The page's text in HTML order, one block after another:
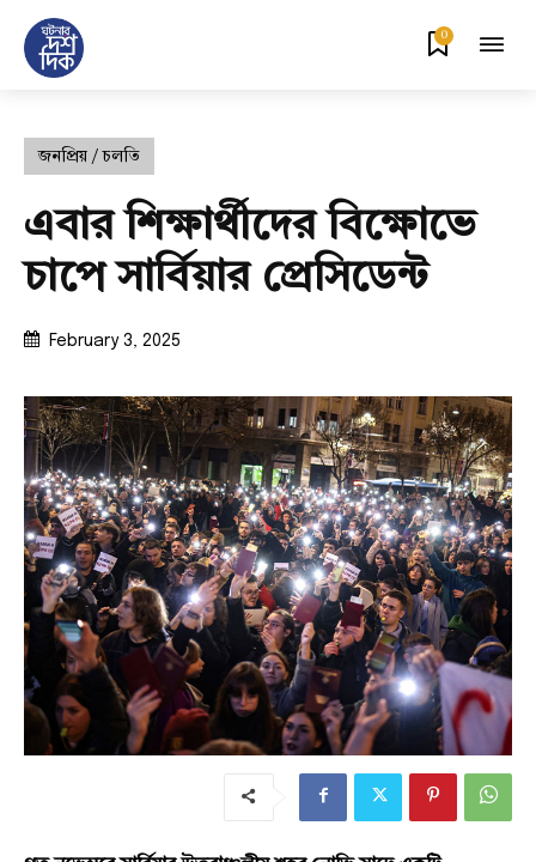
0
জনপ্রিয় / চলতি
এবার শিক্ষার্থীদের বিক্ষোভে
চাপে সার্বিয়ার প্রেসিডেন্ট
February 3, 2025